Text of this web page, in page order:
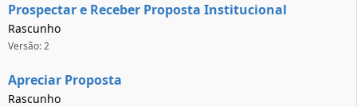
Prospectar e Receber Proposta Institucional
Rascunho
Versão: 2
Apreciar Proposta
Rascunho